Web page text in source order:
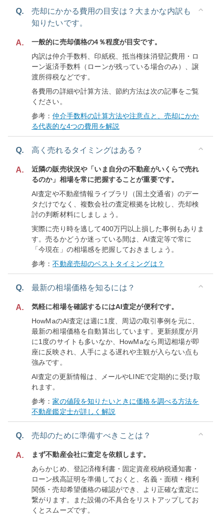
Q.
売却にかかる費用の目安は？大まかな内訳も
知りたいです。
A.
一般的に売却価格の4％程度が目安です。
内訳は仲介手数料、印紙税、抵当権抹消登記費用・ロ
ーン返済手数料（ローンが残っている場合のみ）、譲
渡所得税などです。
各費用の詳細や計算方法、節約方法は次の記事をご覧
ください。
参考：仲介手数料の計算方法や注意点と、売却にかか
る代表的な4つの費用を解説
Q. 高く売れるタイミングはある？
A.
近隣の販売状況や「いま自分の不動産がいくらで売れ
るのか」相場を常に把握することが重要です。
AI査定や不動産情報ライブラリ（国土交通省）のデー
タだけでなく、複数会社の査定根拠を比較し、売却検
討の判断材料にしましょう。
実際に売り時を逃して400万円以上損した事例もありま
す。売るかどうか迷っている間は、AI査定等で常に
「今現在」の相場感を把握しておきましょう。
参考：不動産売却のベストタイミングは？
Q. 最新の相場価格を知るには？
A.
気軽に相場を確認するにはAI査定が便利です。
HowMaのAI査定は週に1度、周辺の取引事例を元に、
最新の相場価格を自動算出しています。更新頻度が月
に1度のサイトも多いなか、HowMaなら周辺相場が即
座に反映され、人手による遅れや主観が入らない点も
強みです。
AI査定の更新情報は、メールやLINEで定期的に受け取
れます。
参考：家の値段を知りたいときに価格を調べる方法を
不動産鑑定士が詳しく解説
Q. 売却のために準備すべきことは？
A.
まず不動産会社に査定を依頼します。
あらかじめ、登記済権利書・固定資産税納税通知書・
ローン残高証明を準備しておくと、名義・面積・権利
関係・売却希望価格の確認ができ、より正確な査定に
繋がります。また設備の不具合をリストアップしてお
くとスムーズです。